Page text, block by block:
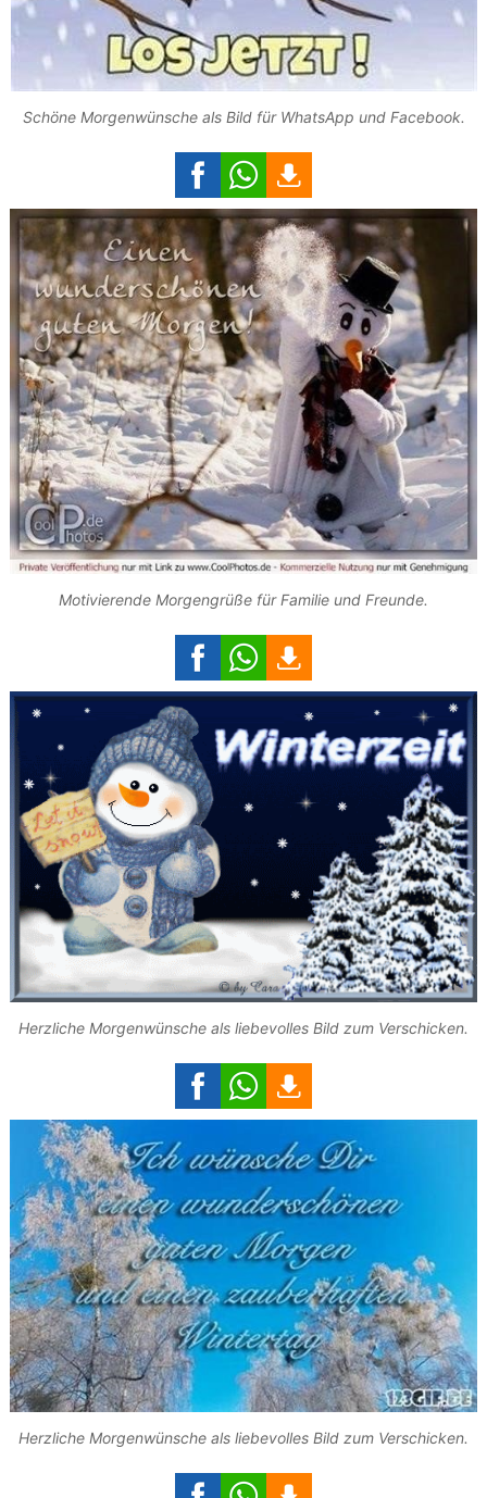
Schöne Morgenwünsche als Bild für WhatsApp und Facebook.
Motivierende Morgengrüße für Familie und Freunde.
Herzliche Morgenwünsche als liebevolles Bild zum Verschicken.
Herzliche Morgenwünsche als liebevolles Bild zum Verschicken.